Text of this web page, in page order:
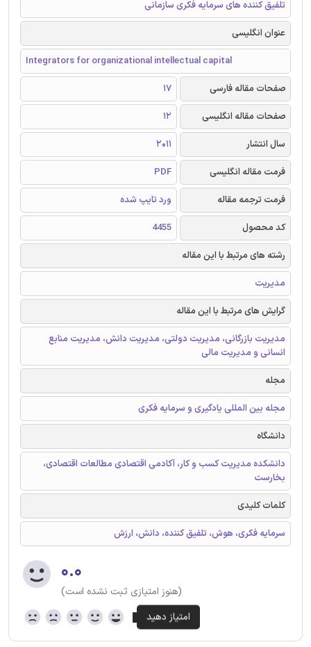
تلفیق کننده های سرمایه فکری سازمانی
عنوان انگلیسی
Integrators for organizational intellectual capital
صفحات مقاله فارسی
17
صفحات مقاله انگلیسی
12
سال انتشار
2011
فرمت مقاله انگلیسی
PDF
فرمت ترجمه مقاله
ورد تایپ شده
کد محصول
4455
رشته های مرتبط با این مقاله
مدیریت
گرایش های مرتبط با این مقاله
مدیریت بازرگانی، مدیریت دولتی، مدیریت دانش، مدیریت منابع
انسانی و مدیریت مالی
مجله
مجله بین المللی یادگیری و سرمایه فکری
دانشگاه
دانشکده مدیریت کسب و کار، آکادمی اقتصادی مطالعات اقتصادی،
بخارست
کلمات کلیدی
سرمایه فکری، هوش، تلفیق کننده، دانش، ارزش
۰.۰
(هنوز امتیازی ثبت نشده است)